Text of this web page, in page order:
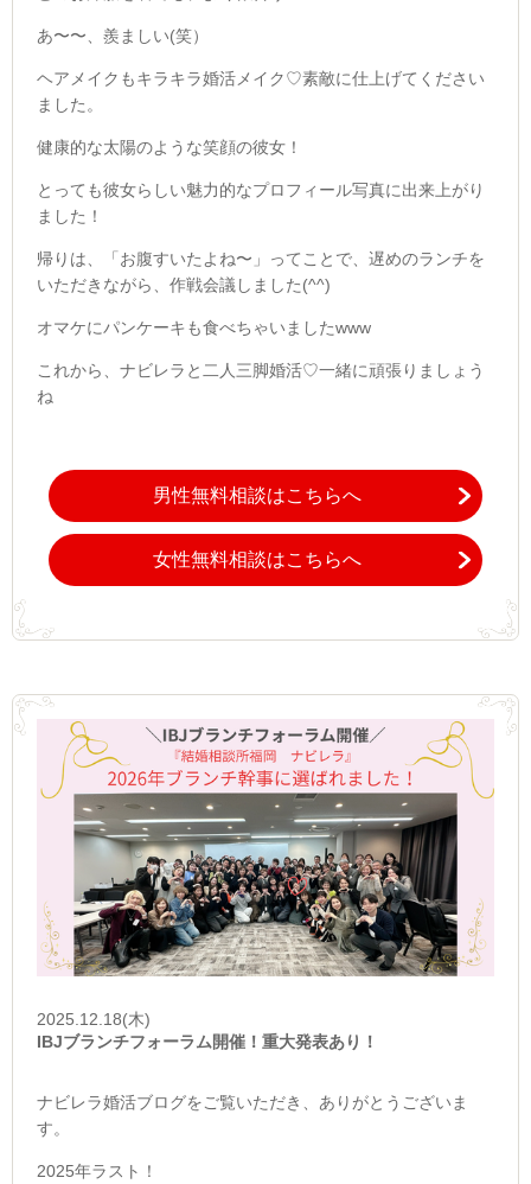
あ〜〜、羨ましい(笑）
ヘアメイクもキラキラ婚活メイク♡素敵に仕上げてください
ました。
健康的な太陽のような笑顔の彼女！
とっても彼女らしい魅力的なプロフィール写真に出来上がり
ました！
帰りは、「お腹すいたよね〜」ってことで、遅めのランチを
いただきながら、作戦会議しました(^^)
オマケにパンケーキも食べちゃいましたwww
これから、ナビレラと二人三脚婚活♡一緒に頑張りましょう
ね
男性無料相談はこちらへ
女性無料相談はこちらへ
2025.12.18(木)
IBJブランチフォーラム開催！重大発表あり！
ナビレラ婚活ブログをご覧いただき、ありがとうございま
す。
2025年ラスト！